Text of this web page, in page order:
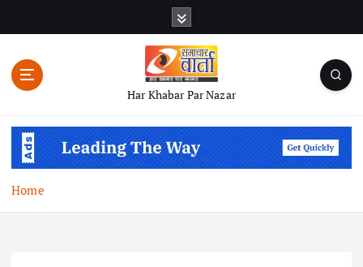
n
Har Khabar Par Nazar
Home